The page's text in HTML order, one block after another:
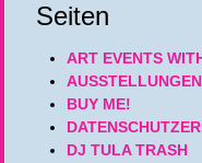
Seiten
ART EVENTS
BUY ME!
DJ TULA TRASH